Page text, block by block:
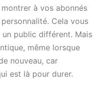
à vos abonnés
Cela vous
public différent. Mais
même lorsque
nouveau, car
est là pour durer.